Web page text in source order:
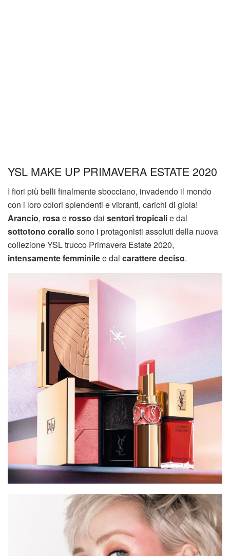
YSL MAKE UP PRIMAVERA ESTATE 2020
I fiori più belli finalmente sbocciano, invadendo il mondo
con i loro colori splendenti e vibranti, carichi di gioia!
Arancio, rosae rosso dai sentori tropicalie dal
sottotono corallo sono i protagonisti assoluti della nuova
collezione YSL trucco Primavera Estate 2020,
intensamente femminilee dal carattere deciso.